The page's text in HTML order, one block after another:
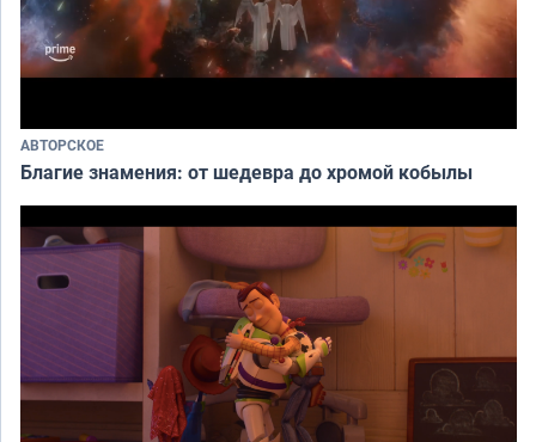
АВТОРСКОЕ
Благие знамения: от шедевра до хромой кобылы